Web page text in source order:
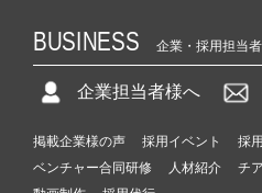
BUSINESS 企業・採用担当
企業担当者様へ
掲載企業様の声 採用イベント 採
ベンチャー合同研修
人材紹介 チ